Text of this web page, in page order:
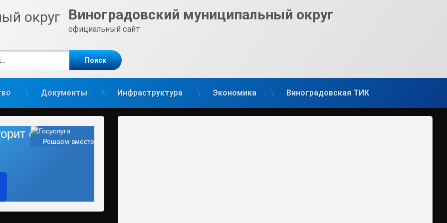
Виноградовский муниципальный округ
официальный сайт
Документы Инфраструктура Экономика Виноградовская ТИК
Решаем вместе
фонарь?